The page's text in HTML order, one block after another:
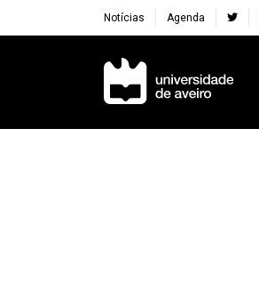
Notícias Agenda
Navegação Principal